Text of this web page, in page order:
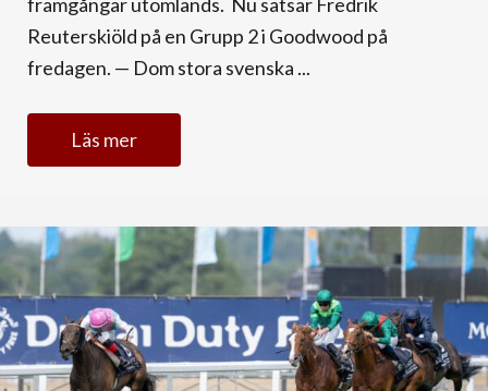
Reuterskiöld på en Grupp 2 i Goodwood på
fredagen. — Dom stora svenska ...
Läs mer